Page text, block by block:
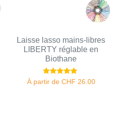
Laisse lasso mains-libres
LIBERTY réglable en
Biothane
Note
À partir de CHF 26.00